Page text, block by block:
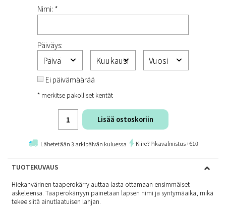
Nimi: *
Päiväys:
Ei päivämäärää
* merkitse pakolliset kentät
Lisää ostoskoriin
Lähetetään 3 arkipäivän kuluessa Kiire? Pikavalmistus +€10
TUOTEKUVAUS
Hiekanvärinen taaperokärry auttaa lasta ottamaan ensimmäiset
askeleensa. Taaperokärryyn painetaan lapsen nimi ja syntymäaika, mikä
tekee siitä ainutlaatuisen lahjan.